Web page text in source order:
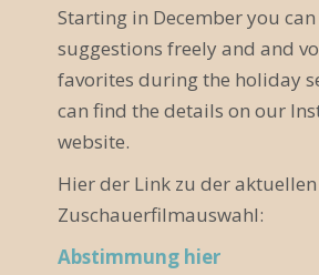
Starting in December you can
suggestions freely and and
favorites during the holiday
can find the details on our
website.
Hier der Link zu der
Zuschauerfilmauswahl:
Abstimmung hier